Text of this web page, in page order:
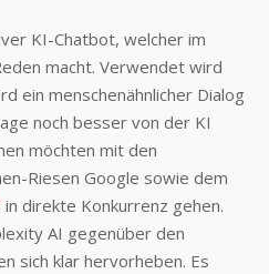
KI-Chatbot, welcher im
macht. Verwendet wird
ein menschenähnlicher Dialog
noch besser von der KI
möchten mit den
Riesen Google sowie dem
in direkte Konkurrenz gehen.
AI gegenüber den
sich klar hervorheben. Es